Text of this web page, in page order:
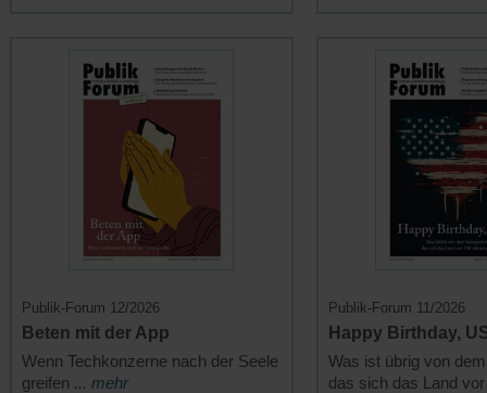
Publik-Forum 12/2026
Beten mit der App
Wenn Techkonzerne nach der Seele
greifen ... mehr
Publik-Forum 11/2026
Happy Birthday,
Was ist übrig von
das sich das Land